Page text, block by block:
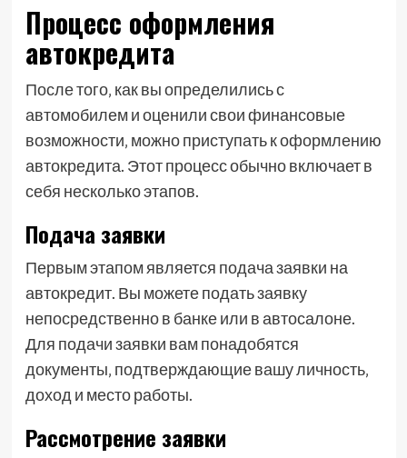
Процесс оформления
автокредита
После того‚ как вы определились с
автомобилем и оценили свои финансовые
возможности‚ можно приступать к оформлению
автокредита. Этот процесс обычно включает в
себя несколько этапов.
Подача заявки
Первым этапом является подача заявки на
автокредит. Вы можете подать заявку
непосредственно в банке или в автосалоне.
Для подачи заявки вам понадобятся
документы‚ подтверждающие вашу личность‚
доход и место работы.
Рассмотрение заявки